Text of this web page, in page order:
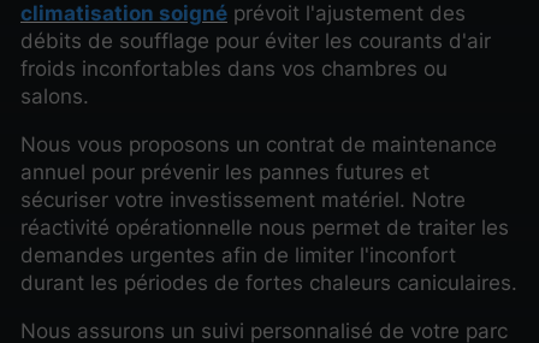
climatisation soigné prévoit l'ajustement des
débits de soufflage pour éviter les courants d'air
froids inconfortables dans vos chambres ou
salons.
Nous vous proposons un contrat de maintenance
annuel pour prévenir les pannes futures et
sécuriser votre investissement matériel. Notre
réactivité opérationnelle nous permet de traiter les
demandes urgentes afin de limiter l'inconfort
durant les périodes de fortes chaleurs caniculaires.
Nous assurons un suivi personnalisé de votre parc